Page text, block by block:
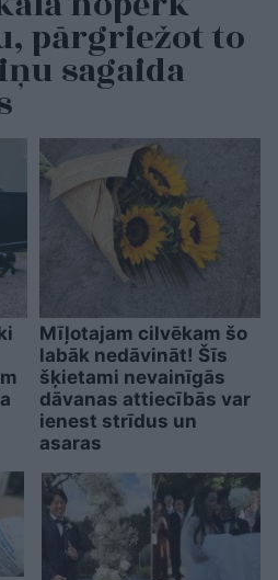
pārgriežot to
sagaida
Mīļotajam cilvēkam šo
labāk nedāvināt! Šīs
šķietami nevainīgās
dāvanas attiecībās var
ienest strīdus un
asaras